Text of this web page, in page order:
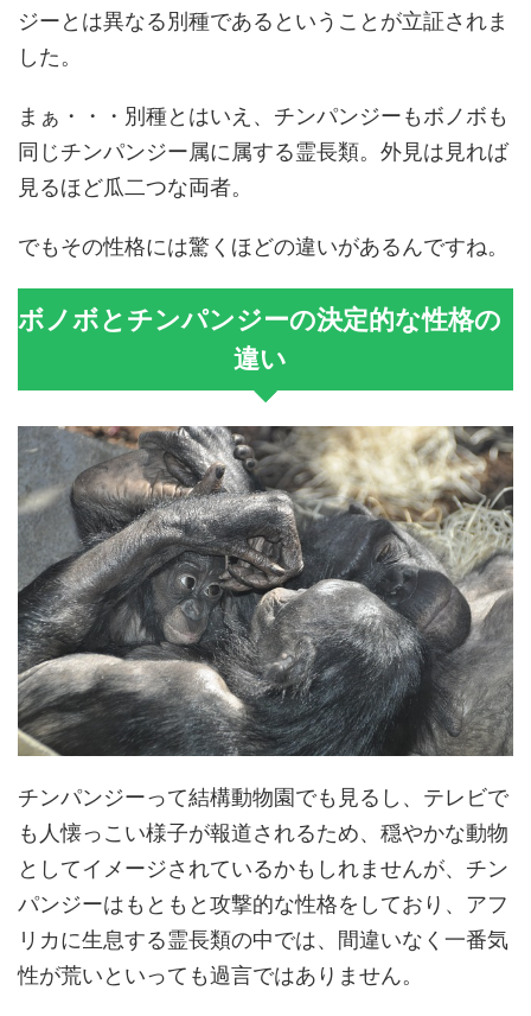
ジーとは異なる別種であるということが立証されま
した。
まぁ・・・別種とはいえ、チンパンジーもボノボも
同じチンパンジー属に属する霊長類。外見は見れば
見るほど瓜二つな両者。
でもその性格には驚くほどの違いがあるんですね。
ボノボとチンパンジーの決定的な性格の
違い
チンパンジーって結構動物園でも見るし、テレビで
も人懐っこい様子が報道されるため、穏やかな動物
としてイメージされているかもしれませんが、チン
パンジーはもともと攻撃的な性格をしており、アフ
リカに生息する霊長類の中では、間違いなく一番気
性が荒いといっても過言ではありません。